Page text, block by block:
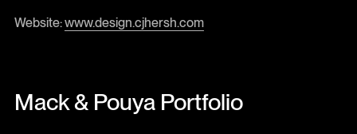
Website:www.design.cjhersh.com
Mack & Pouya Portfolio